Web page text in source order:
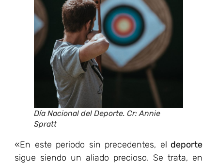
Día Nacional del Deporte. Cr: Annie
Spratt
«En este periodo sin precedentes, el deporte
sigue siendo un aliado precioso. Se trata, en